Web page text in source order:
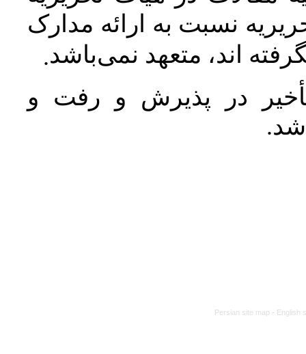
نسبت به ارائه مدارک
اند، متعهد نمی‌باشد.
در پذیرش و رفت و
شد.
Persian site map - English